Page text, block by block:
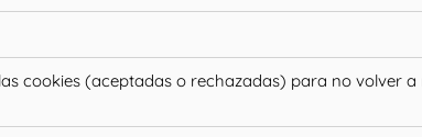
cookies (aceptadas o rechazadas) para no volver